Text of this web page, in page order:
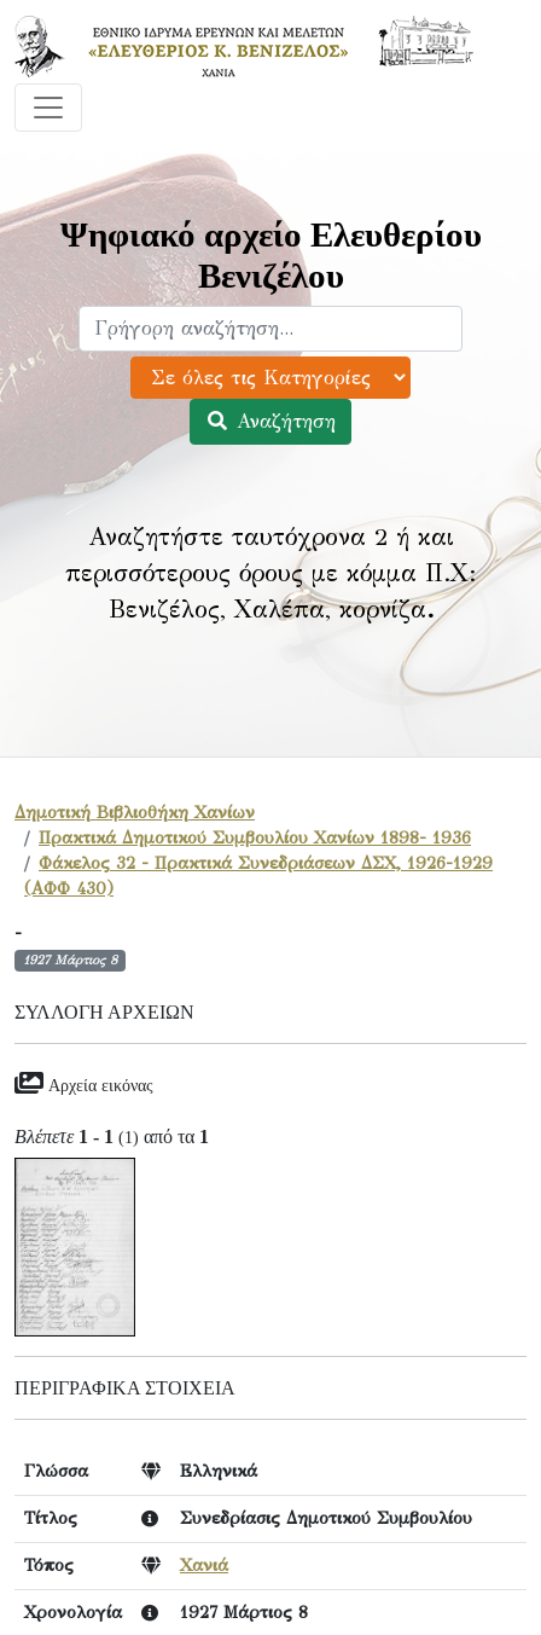
Ψηφιακό αρχείο Ελευθερίου
Βενιζέλου
Αναζήτηση
Αναζητήστε ταυτόχρονα 2 ή και
περισσότερους όρους με κόμμα Π.Χ:
Βενιζέλος, Χαλέπα, κορνίζα.
Δημοτική Βιβλιοθήκη Χανίων
Πρακτικά Δημοτικού Συμβουλίου Χανίων 1898- 1936
Φάκελος 32 - Πρακτικά Συνεδριάσεων ΔΣΧ, 1926-1929
(ΑΦΦ 430)
-
1927 Μάρτιος 8
ΣΥΛΛΟΓΉ ΑΡΧΕΊΩΝ
Αρχεία εικόνας
Βλέπετε 1 - 1 (1) από τα 1
ΠΕΡΙΓΡΑΦΙΚΆ ΣΤΟΙΧΕΊΑ
Γλώσσα Ελληνικά
Τίτλος Συνεδρίασις Δημοτικού Συμβουλίου
Τόπος Χανιά
Χρονολογία 1927 Μάρτιος 8